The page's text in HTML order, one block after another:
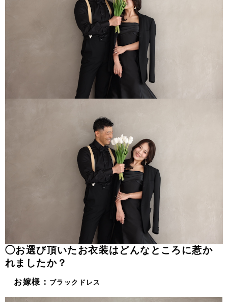
◯お選び頂いたお衣装はどんなところに惹か
れましたか？
お嫁様： ブラックドレス